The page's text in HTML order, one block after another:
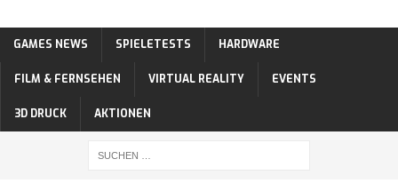
GAMES NEWS SPIELETESTS HARDWARE
FILM & FERNSEHEN VIRTUAL REALITY EVENTS
3D DRUCK AKTIONEN